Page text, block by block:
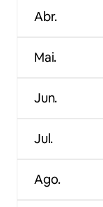
Abr.
Mai.
Jun.
Jul.
Ago.